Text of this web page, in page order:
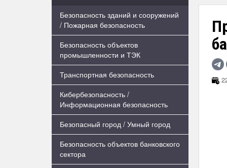
Безопасность зданий и сооружений
/ Пожарная безопасность
Безопасность объектов
промышленности и ТЭК
Транспортная безопасность
Кибербезопасность /
Информационная безопасность
Безопасный город / Умный город
Безопасность объектов банковского
сектора